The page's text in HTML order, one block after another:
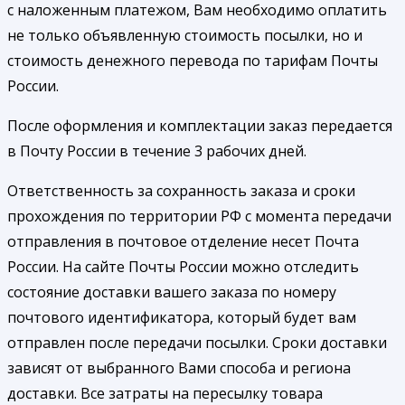
с наложенным платежом, Вам необходимо оплатить
не только объявленную стоимость посылки, но и
стоимость денежного перевода по тарифам Почты
России.
После оформления и комплектации заказ передается
в Почту России в течение 3 рабочих дней.
Ответственность за сохранность заказа и сроки
прохождения по территории РФ с момента передачи
отправления в почтовое отделение несет Почта
России. На сайте Почты России можно отследить
состояние доставки вашего заказа по номеру
почтового идентификатора, который будет вам
отправлен после передачи посылки. Сроки доставки
зависят от выбранного Вами способа и региона
доставки. Все затраты на пересылку товара